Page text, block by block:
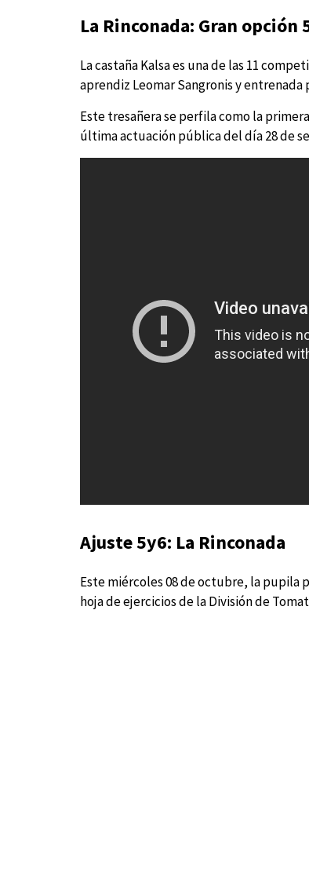
La Rinconada: Gran opción
La castaña Kalsa es una de las 11
aprendiz Leomar Sangronis y
Este tresañera se perfila como la
última actuación pública del día 28 de
Ajuste 5y6: La Rinconada
Este miércoles 08 de octubre, la pupila
hoja de ejercicios de la División de